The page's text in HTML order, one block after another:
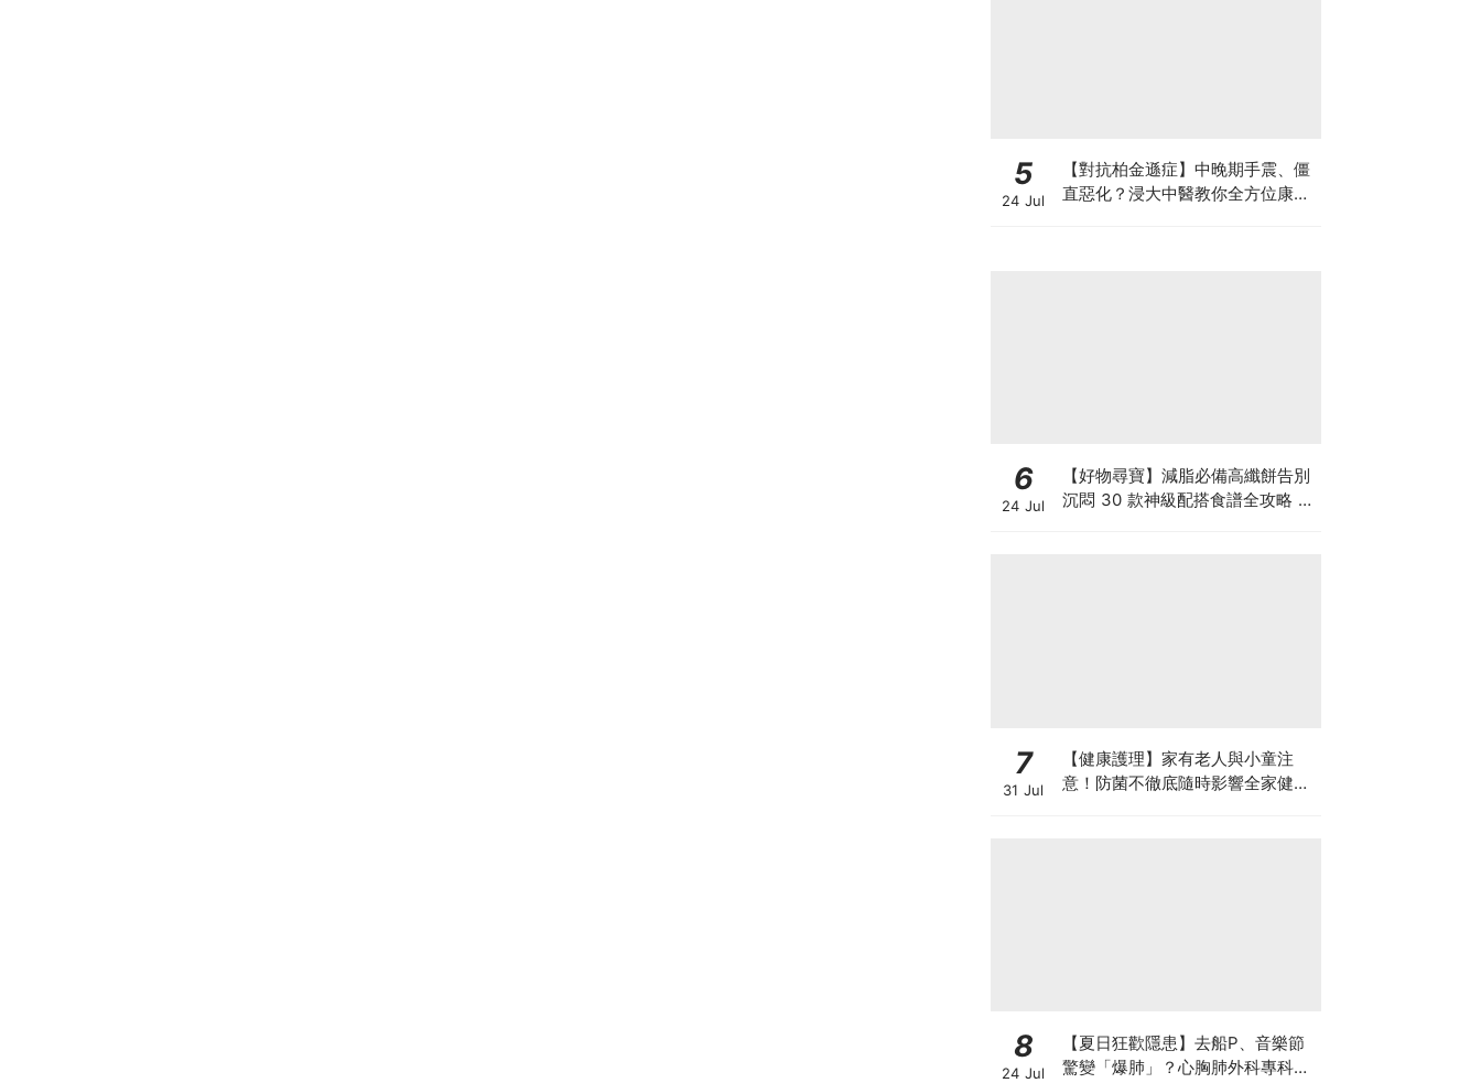
5
24 Jul
【對抗柏金遜症】中晚期手震、僵
直惡化？浸大中醫教你全方位康復
6
24 Jul
【好物尋寶】減脂必備高纖餅告別
沉悶 30 款神級配搭食譜全攻略 日
7
31 Jul
【健康護理】家有老人與小童注
意！防菌不徹底隨時影響全家健康
8
24 Jul
【夏日狂歡隱患】去船P、音樂節
驚變「爆肺」？心胸肺外科專科醫